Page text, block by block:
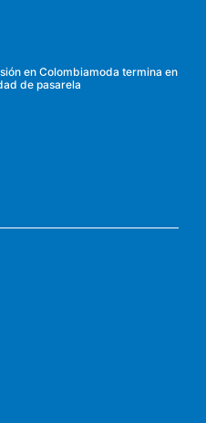
en Colombiamoda termina en
de pasarela